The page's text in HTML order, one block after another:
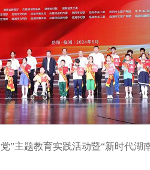
”主题教育实践活动暨“新时代